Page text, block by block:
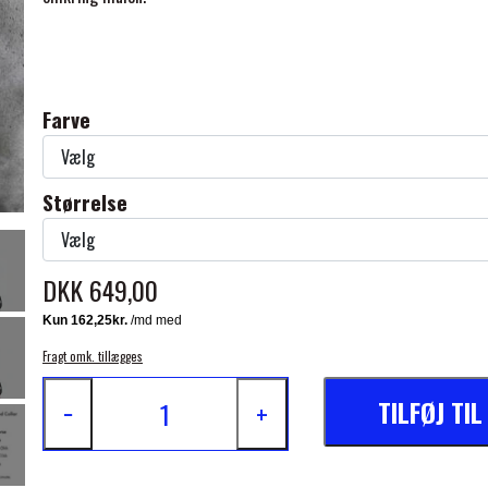
Farve
Størrelse
DKK 649,00
Fragt omk. tillægges
− + TILFØJ